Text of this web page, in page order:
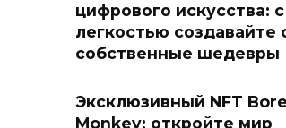
цифрового искусства: с
легкостью создавайте
собственные шедевры
Эксклюзивный NFT
Monkey: откройте мир